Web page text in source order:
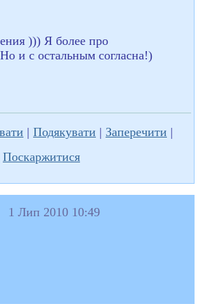
))) Я более про
и с остальным согласна!)
| Подякувати | Заперечити |
Поскаржитися
1 Лип 2010 10:49